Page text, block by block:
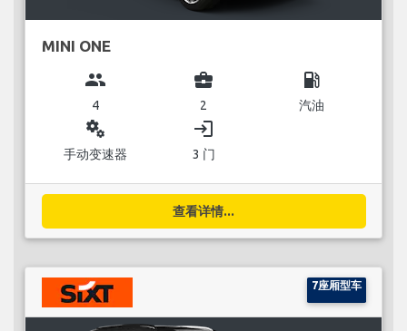
MINI ONE
group
4
business_center
2
local_gas_station
汽油
miscellaneous_services
手动变速器
login
3 门
查看详情...
7座厢型车